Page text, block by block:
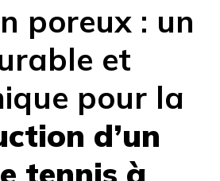
poreux : un
et
pour la
d’un